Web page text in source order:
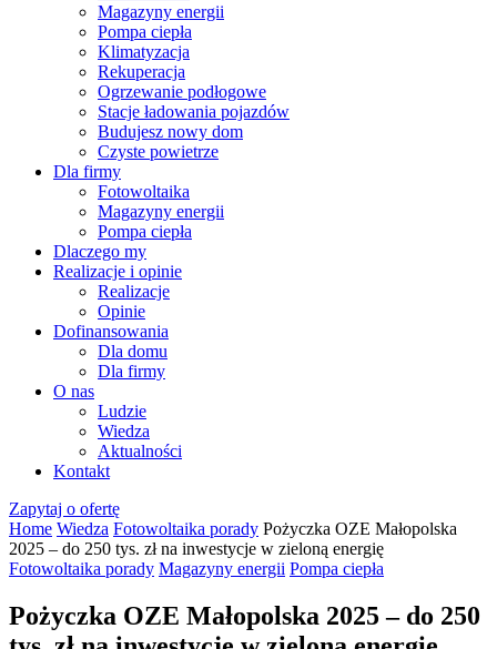
Magazyny energii
Pompa ciepła
Klimatyzacja
Rekuperacja
Ogrzewanie podłogowe
Stacje ładowania pojazdów
Budujesz nowy dom
Czyste powietrze
Dla firmy
Fotowoltaika
Magazyny energii
Pompa ciepła
Dlaczego my
Realizacje i opinie
Realizacje
Opinie
Dofinansowania
Dla domu
Dla firmy
O nas
Ludzie
Wiedza
Aktualności
Kontakt
Zapytaj o ofertę
Home Wiedza Fotowoltaika porady Pożyczka OZE Małopolska
2025 – do 250 tys. zł na inwestycje w zieloną energię
Fotowoltaika porady Magazyny energii Pompa ciepła
Pożyczka OZE Małopolska 2025 – do 250